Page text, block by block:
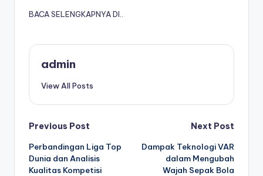
BACA SELENGKAPNYA DI..
admin
View All Posts
Post
navigation
Previous Post
Perbandingan Liga Top
Dunia dan Analisis
Kualitas Kompetisi
Next Post
Dampak Teknologi VAR
dalam Mengubah
Wajah Sepak Bola